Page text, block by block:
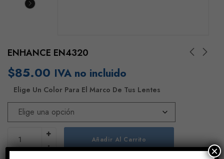
ENHANCE EN4320
$85.00 IVA no incluido
Elige Un Color Para El Marco De Tus Lentes
Añadir Al Carrito
×